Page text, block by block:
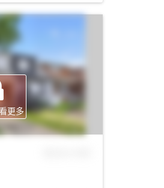
更多